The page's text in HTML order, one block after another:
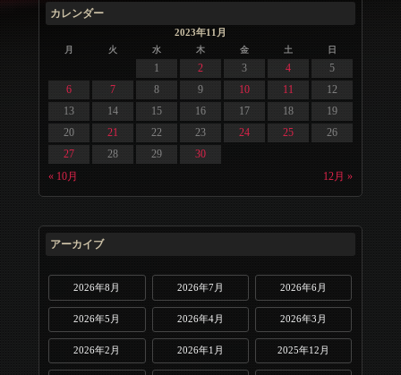
カレンダー
2023年11月
月 火 水 木 金 土 日
« 10月 12月 »
1 2 3 4
5
6
7 8 9 10 11
12
13
14 15 16 17 18
19
20
21 22 23 24 25
26
27
28 29 30
アーカイブ
2026年8月 2026年7月 2026年6月
2026年5月 2026年4月 2026年3月
2026年2月 2026年1月 2025年12月